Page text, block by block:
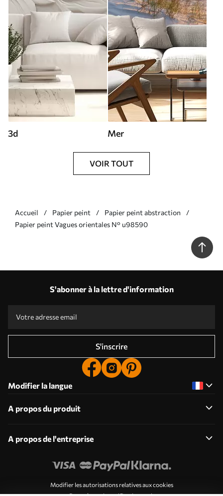
3d Mer
VOIR TOUT
Accueil Papier peint
Papier peint abstraction
Papier peint Vagues orientales N° u98590
S'abonner à la lettre d'information
S'inscrire
Modifier la langue
A propos du produit
A propos de l'entreprise
Modifier les autorisations relatives aux cookies